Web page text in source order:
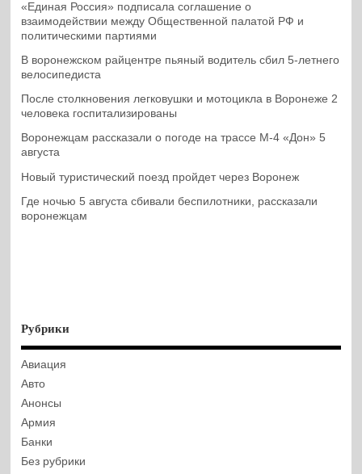
«Единая Россия» подписала соглашение о
взаимодействии между Общественной палатой РФ и
политическими партиями
В воронежском райцентре пьяный водитель сбил 5-летнего
велосипедиста
После столкновения легковушки и мотоцикла в Воронеже 2
человека госпитализированы
Воронежцам рассказали о погоде на трассе М-4 «Дон» 5
августа
Новый туристический поезд пройдет через Воронеж
Где ночью 5 августа сбивали беспилотники, рассказали
воронежцам
Рубрики
Авиация
Авто
Анонсы
Армия
Банки
Без рубрики